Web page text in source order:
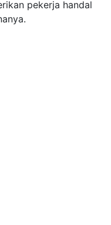
pekerja handal